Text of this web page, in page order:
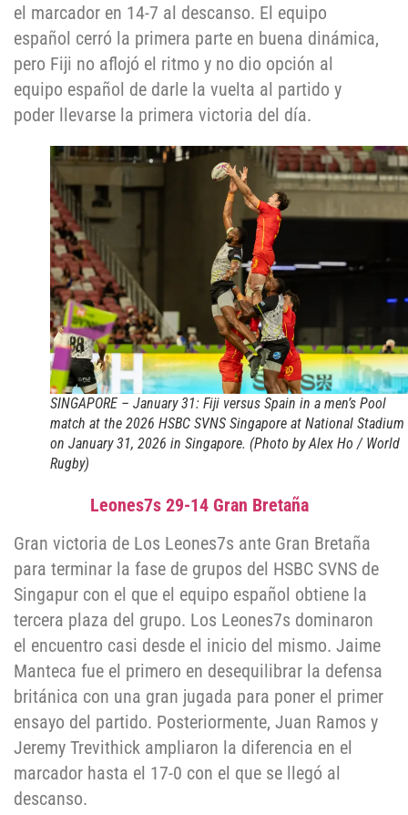
el marcador en 14-7 al descanso. El equipo
español cerró la primera parte en buena dinámica,
pero Fiji no aflojó el ritmo y no dio opción al
equipo español de darle la vuelta al partido y
poder llevarse la primera victoria del día.
SINGAPORE – January 31: Fiji versus Spain in a men’s Pool
match at the 2026 HSBC SVNS Singapore at National Stadium
on January 31, 2026 in Singapore. (Photo by Alex Ho / World
Rugby)
Leones7s 29-14 Gran Bretaña
Gran victoria de Los Leones7s ante Gran Bretaña
para terminar la fase de grupos del HSBC SVNS de
Singapur con el que el equipo español obtiene la
tercera plaza del grupo. Los Leones7s dominaron
el encuentro casi desde el inicio del mismo. Jaime
Manteca fue el primero en desequilibrar la defensa
británica con una gran jugada para poner el primer
ensayo del partido. Posteriormente, Juan Ramos y
Jeremy Trevithick ampliaron la diferencia en el
marcador hasta el 17-0 con el que se llegó al
descanso.